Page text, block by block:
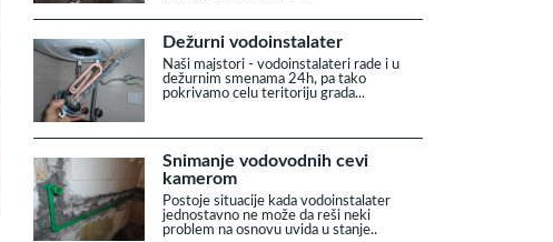
Dežurni vodoinstalater
Naši majstori - vodoinstalateri rade i u
dežurnim smenama 24h, pa tako
pokrivamo celu teritoriju grada...
Snimanje vodovodnih cevi
kamerom
Postoje situacije kada vodoinstalater
jednostavno ne može da reši neki
problem na osnovu uvida u stanje..